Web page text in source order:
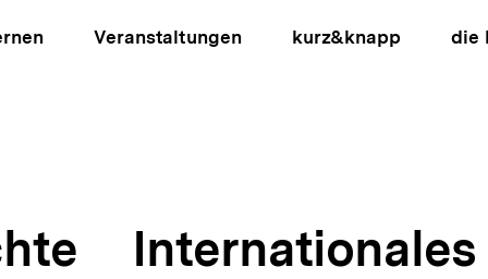
Veranstaltungen kurz&knapp die
Internationales